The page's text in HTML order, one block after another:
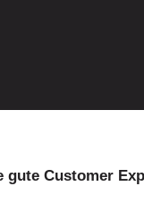
gute Customer